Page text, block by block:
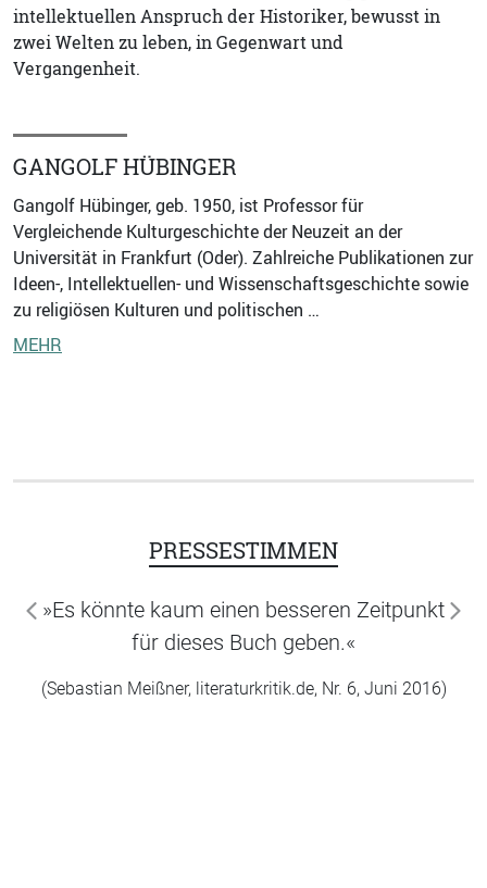
intellektuellen Anspruch der Historiker, bewusst in
zwei Welten zu leben, in Gegenwart und
Vergangenheit.
GANGOLF HÜBINGER
Gangolf Hübinger, geb. 1950, ist Professor für
Vergleichende Kulturgeschichte der Neuzeit an der
Universität in Frankfurt (Oder). Zahlreiche Publikationen zur
Ideen-, Intellektuellen- und Wissenschaftsgeschichte sowie
zu religiösen Kulturen und politischen …
MEHR
PRESSESTIMMEN
»Es könnte kaum einen besseren Zeitpunkt
für dieses Buch geben.«
(Sebastian Meißner, literaturkritik.de, Nr. 6, Juni 2016)
zurück